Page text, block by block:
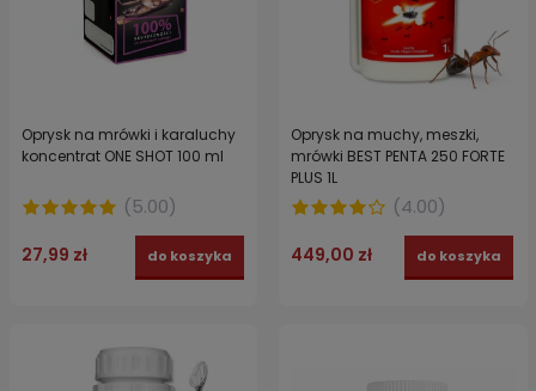
Oprysk na mrówki i karaluchy
koncentrat ONE SHOT 100 ml
(5.00)
27,99 zł do koszyka
Oprysk na muchy, meszki,
mrówki BEST PENTA 250 FORTE
PLUS 1L
(4.00)
449,00 zł do koszyka